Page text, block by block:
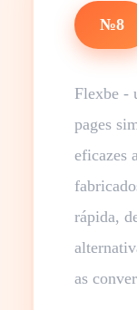
№8
Flexbe -
pages
eficazes
rápida,
as